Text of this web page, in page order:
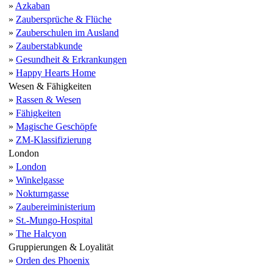
» Azkaban
» Zaubersprüche & Flüche
» Zauberschulen im Ausland
» Zauberstabkunde
» Gesundheit & Erkrankungen
» Happy Hearts Home
Wesen & Fähigkeiten
» Rassen & Wesen
» Fähigkeiten
» Magische Geschöpfe
» ZM-Klassifizierung
London
» London
» Winkelgasse
» Nokturngasse
» Zaubereiministerium
» St.-Mungo-Hospital
» The Halcyon
Gruppierungen & Loyalität
» Orden des Phoenix